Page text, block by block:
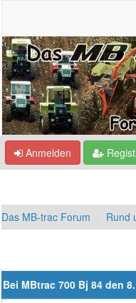
Anmelden
Das MB-trac Forum Rund
Bei MBtrac 700 Bj 84 den